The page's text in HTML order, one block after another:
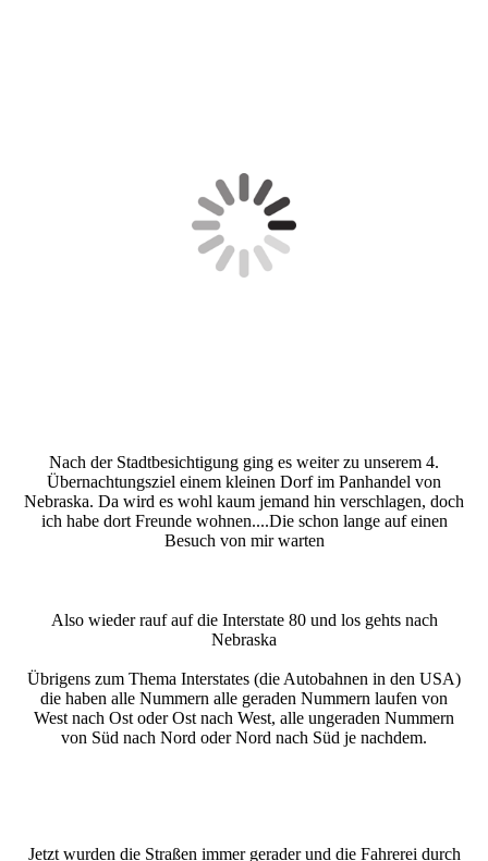
Nach der Stadtbesichtigung ging es weiter zu unserem 4.
Übernachtungsziel einem kleinen Dorf im Panhandel von
Nebraska. Da wird es wohl kaum jemand hin verschlagen, doch
ich habe dort Freunde wohnen....Die schon lange auf einen
Besuch von mir warten
Also wieder rauf auf die Interstate 80 und los gehts nach
Nebraska
Übrigens zum Thema Interstates (die Autobahnen in den USA)
die haben alle Nummern alle geraden Nummern laufen von
West nach Ost oder Ost nach West, alle ungeraden Nummern
von Süd nach Nord oder Nord nach Süd je nachdem.
Jetzt wurden die Straßen immer gerader und die Fahrerei durch